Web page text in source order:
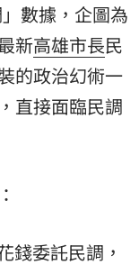
數據，企圖為
新高雄市長民
的政治幻術一
直接面臨民調
錢委託民調，